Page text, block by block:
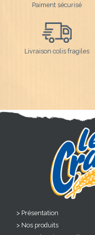
Paiment sécurisé
Livraison colis fragiles
Présentation
Nos produits